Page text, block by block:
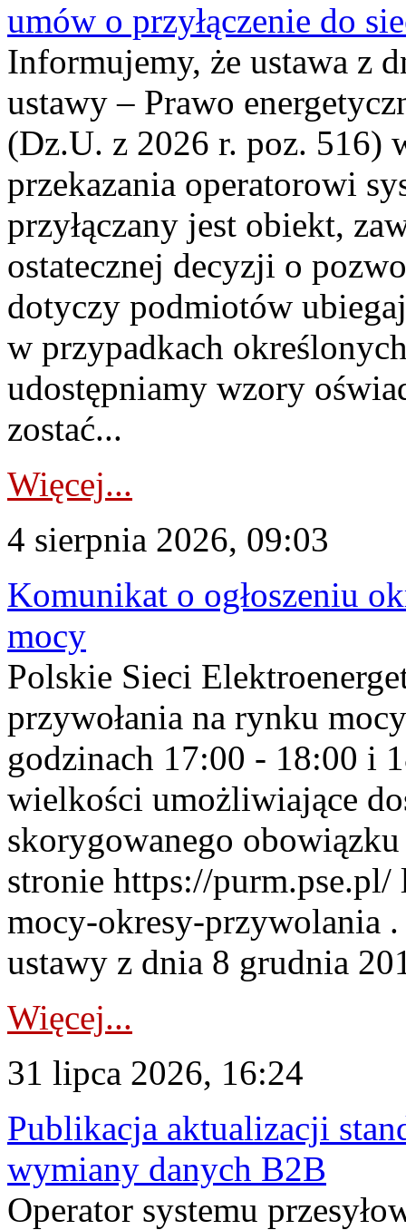
umów o przyłączenie do
Informujemy, że ustawa z
ustawy – Prawo
(Dz.U. z 2026 r. poz. 516)
przekazania operatorowi
przyłączany jest obiekt,
ostatecznej decyzji o
dotyczy podmiotów
w przypadkach
udostępniamy wzory
zostać...
Więcej...
4 sierpnia 2026, 09:03
Komunikat o ogłoszeniu
mocy
Polskie Sieci
przywołania na rynku
godzinach 17:00 - 18:00 i
wielkości umożliwiające
skorygowanego
stronie https://
mocy-okresy-przywolania
ustawy z dnia 8 grudnia
Więcej...
31 lipca 2026, 16:24
Publikacja aktualizacji
wymiany danych B2B
Operator systemu